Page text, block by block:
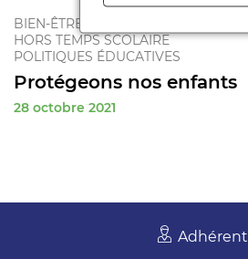
BIEN-ÊTRE DE L'ENFANT
HORS TEMPS SCOLAIRE
POLITIQUES ÉDUCATIVES
Protégeons nos enfants
28 octobre 2021
Adhérent